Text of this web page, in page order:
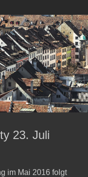
23. Juli
im Mai 2016 folgt